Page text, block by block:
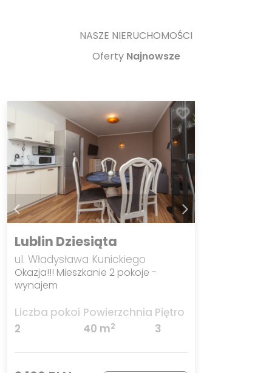
NASZE NIERUCHOMOŚCI
Oferty Najnowsze
Lublin Dziesiąta
ul. Władysława Kunickiego
Okazja!!! Mieszkanie 2 pokoje -
wynajem
Liczba pokoi
2
Powierzchnia
40 m2
Piętro
3